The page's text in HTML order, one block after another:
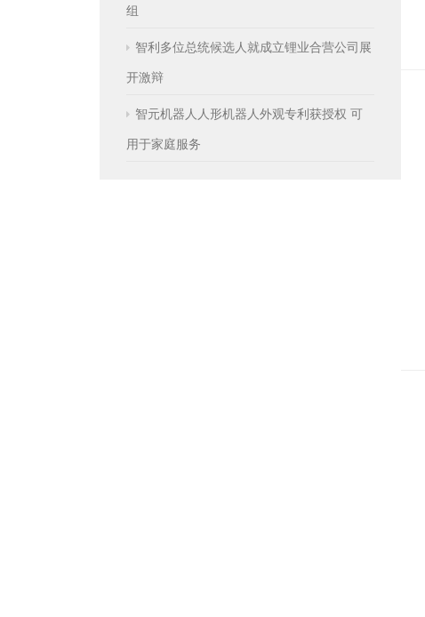
组
智利多位总统候选人就成立锂业合营公司展
开激辩
智元机器人人形机器人外观专利获授权 可
用于家庭服务